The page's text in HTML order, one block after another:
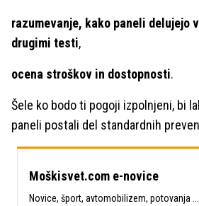
razumevanje, kako paneli delujejo
drugimi testi,
ocena stroškov in dostopnosti.
Šele ko bodo ti pogoji izpolnjeni, bi
paneli postali del standardnih
Moškisvet.com e-novice
Novice, šport, avtomobilizem, potovanja